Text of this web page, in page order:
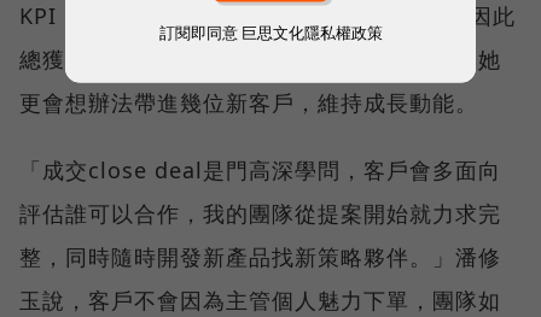
KPI（關鍵績效指標）為目標，甚至要超標，因此
總獲得主管高度信賴。除每年維護既有客戶，她
更會想辦法帶進幾位新客戶，維持成長動能。
「成交close deal是門高深學問，客戶會多面向
評估誰可以合作，我的團隊從提案開始就力求完
整，同時隨時開發新產品找新策略夥伴。」潘修
玉說，客戶不會因為主管個人魅力下單，團隊如
訂閱即同意 巨思文化隱私權政策